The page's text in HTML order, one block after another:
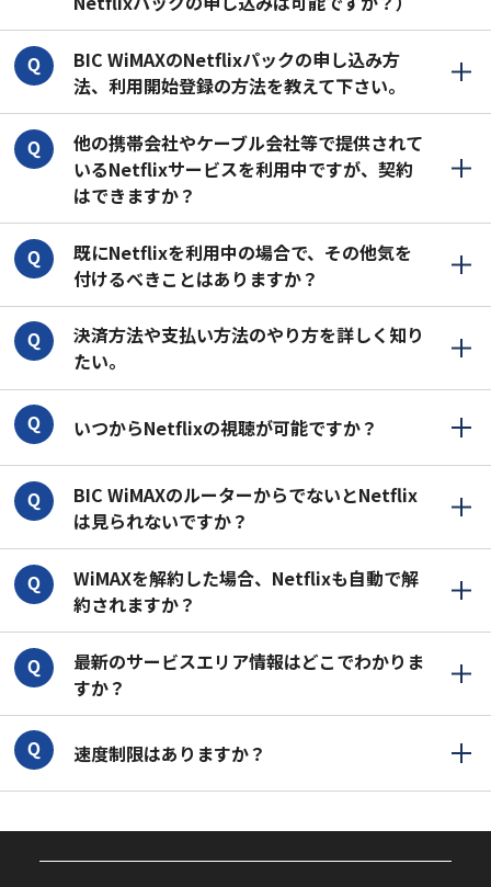
BIC WiMAXのNetflixパックの申し込み方
法、利用開始登録の方法を教えて下さい。
他の携帯会社やケーブル会社等で提供されて
いるNetflixサービスを利用中ですが、契約
はできますか？
既にNetflixを利用中の場合で、その他気を
付けるべきことはありますか？
決済方法や支払い方法のやり方を詳しく知り
たい。
いつからNetflixの視聴が可能ですか？
BIC WiMAXのルーターからでないとNetflix
は見られないですか？
WiMAXを解約した場合、Netflixも自動で解
約されますか？
最新のサービスエリア情報はどこでわかりま
すか？
速度制限はありますか？